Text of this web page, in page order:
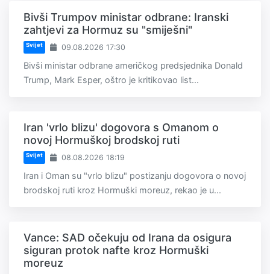
Bivši Trumpov ministar odbrane: Iranski
zahtjevi za Hormuz su "smiješni"
Svijet 09.08.2026 17:30
Bivši ministar odbrane američkog predsjednika Donald
Trump, Mark Esper, oštro je kritikovao list...
Iran 'vrlo blizu' dogovora s Omanom o
novoj Hormuškoj brodskoj ruti
Svijet 08.08.2026 18:19
Iran i Oman su "vrlo blizu" postizanju dogovora o novoj
brodskoj ruti kroz Hormuški moreuz, rekao je u...
Vance: SAD očekuju od Irana da osigura
siguran protok nafte kroz Hormuški
moreuz